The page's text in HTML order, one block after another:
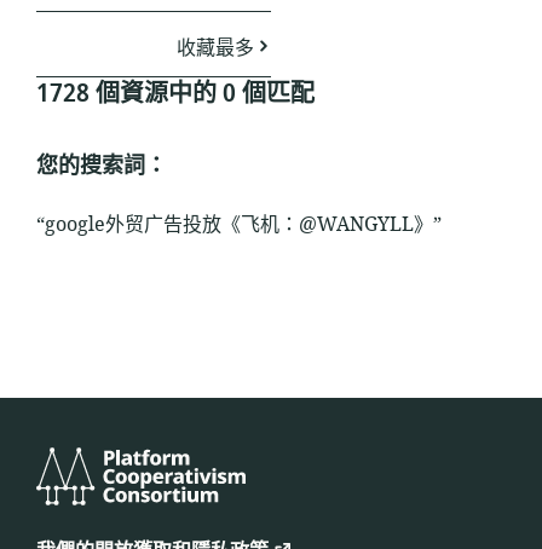
收藏最多
1728 個資源中的 0 個匹配
您的搜索詞：
“google外贸广告投放《飞机：@WANGYLL》”
平
台